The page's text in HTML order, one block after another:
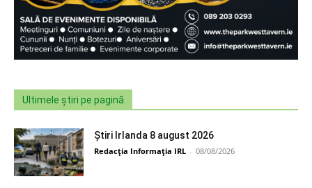
Ultimele știri pe pagină
Știri Irlanda 8 august 2026
Redacția Informația IRL - 08/08/2026